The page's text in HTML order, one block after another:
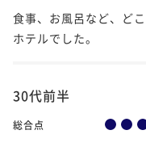
食事、お風呂など、ど
ホテルでした。
30代前半
総合点